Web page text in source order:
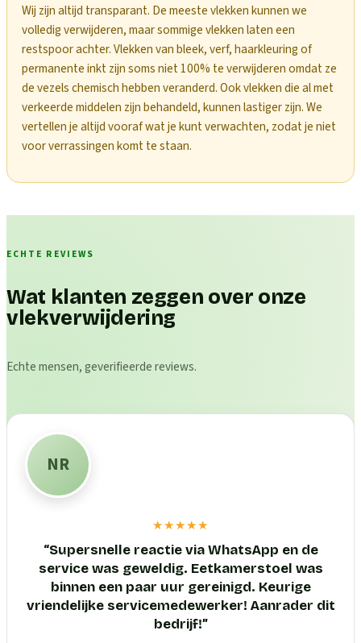
Wij zijn altijd transparant. De meeste vlekken kunnen we
volledig verwijderen, maar sommige vlekken laten een
restspoor achter. Vlekken van bleek, verf, haarkleuring of
permanente inkt zijn soms niet 100% te verwijderen omdat ze
de vezels chemisch hebben veranderd. Ook vlekken die al met
verkeerde middelen zijn behandeld, kunnen lastiger zijn. We
vertellen je altijd vooraf wat je kunt verwachten, zodat je niet
voor verrassingen komt te staan.
ECHTE REVIEWS
Wat klanten zeggen over onze
vlekverwijdering
Echte mensen, geverifieerde reviews.
NR
★★★★★
“Supersnelle reactie via WhatsApp en de
service was geweldig. Eetkamerstoel was
binnen een paar uur gereinigd. Keurige
vriendelijke servicemedewerker! Aanrader dit
bedrijf!”